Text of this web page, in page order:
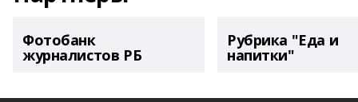
Фотобанк
журналистов РБ
Рубрика "Еда и
напитки"